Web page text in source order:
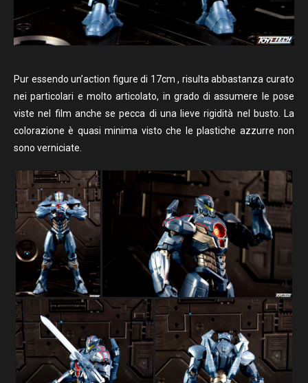
Pur essendo un’action figure di 17cm , risulta abbastanza curato
nei particolari e molto articolato, in grado di assumere le pose
viste nel film anche se pecca di una lieve rigidità nel busto. La
colorazione è quasi minima visto che le plastiche azzurre non
sono verniciate.